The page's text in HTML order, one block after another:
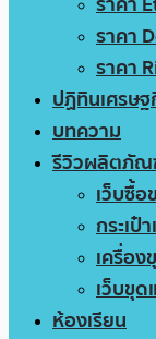
ราคา
ราคา
ปฏิทินเศรษ
บทความ
รีวิวผลิตภั
เว็บซื้อ
กระเป๋
เครื่อง
เว็บขุ
ห้องเรียน